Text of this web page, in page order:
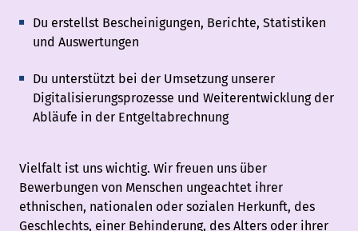
Du erstellst Bescheinigungen, Berichte, Statistiken
und Auswertungen
Du unterstützt bei der Umsetzung unserer
Digitalisierungsprozesse und Weiterentwicklung der
Abläufe in der Entgeltabrechnung
Vielfalt ist uns wichtig. Wir freuen uns über
Bewerbungen von Menschen ungeachtet ihrer
ethnischen, nationalen oder sozialen Herkunft, des
Geschlechts, einer Behinderung, des Alters oder ihrer